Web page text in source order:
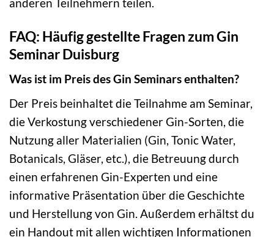
FAQ: Häufig gestellte Fragen zum Gin
Seminar Duisburg
Was ist im Preis des Gin Seminars enthalten?
Der Preis beinhaltet die Teilnahme am Seminar,
die Verkostung verschiedener Gin-Sorten, die
Nutzung aller Materialien (Gin, Tonic Water,
Botanicals, Gläser, etc.), die Betreuung durch
einen erfahrenen Gin-Experten und eine
informative Präsentation über die Geschichte
und Herstellung von Gin. Außerdem erhältst du
ein Handout mit allen wichtigen Informationen